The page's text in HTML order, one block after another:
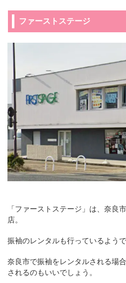
ファーストステージ
「ファーストステージ」は、奈良
店。
振袖のレンタルも行っているようで
奈良市で振袖をレンタルされる場
されるのもいいでしょう。